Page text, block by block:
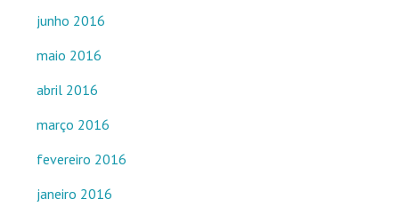
junho 2016
maio 2016
abril 2016
março 2016
fevereiro 2016
janeiro 2016